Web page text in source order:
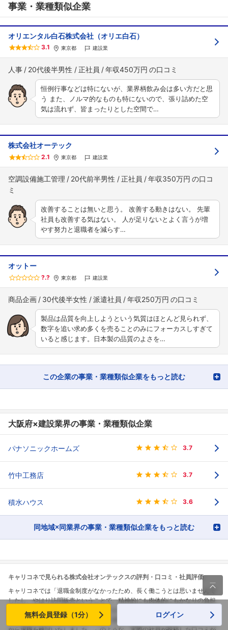
事業・業種類似企業
オリエンタル白石株式会社（オリエ白石）
3.1 東京都 建設業
人事 20代後半男性 正社員 年収450万円
恒例行事などは特にないが、業界柄飲み会は多い方だと思
う また、ノルマ的なものも特にないので、張り詰めた空
気は流れず、皆まったりとした空間で…
株式会社オーテック
2.1 東京都 建設業
空調設備施工管理 20代前半男性 正社員 年収350万円
改善することは無いと思う。 改善する動きはない。 先輩
社員も改善する気はない。 人が足りないとよく言うが増
やす努力と退職者を減らす…
オットー
?.? 東京都 建設業
商品企画 30代後半女性 派遣社員 年収250万円
製品は品質を向上しようという気質はほとんど見られず、
数字を追い求め多くを売ることのみにフォーカスしすぎて
いると感じます。日本製の品質のよさを…
この企業の事業・業種類似企業をもっと読む
大阪府×建設業界の事業・業種類似企業
パナソニックホームズ 3.7
竹中工務店 3.7
積水ハウス 3.6
同地域×同業界の事業・業種類似企業をもっと読む
キャリコネで見られる株式会社オンテックスの評判・口コミ・社員評価
キャリコネでは「退職金制度がなかったため、長く働こうとは思いませんで
したし、やはり訪問販売ということで、精神的にも肉体的にもかなりの負担
があり、離職率が高いのも事実としてありました。住宅手当があるが、結婚
すると手当がなくなってしまうことに疑問を感じておりました。以上の理由

無料会員登録（1分） ログイン